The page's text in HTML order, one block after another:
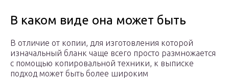
В каком виде она может быть
В отличие от копии, для изготовления которой
изначальный бланк чаще всего просто размножается
с помощью копировальной техники, к выписке
подход может быть более широким